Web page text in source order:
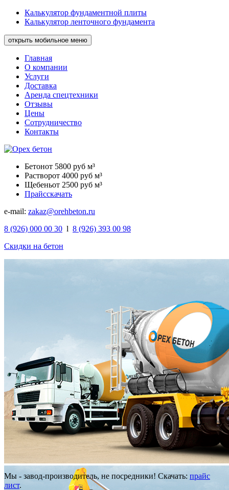
Калькулятор фундаментной плиты
Калькулятор ленточного фундамента
открыть мобильное меню
Главная
О компании
Услуги
Доставка
Аренда спецтехники
Отзывы
Цены
Сотрудничество
Контакты
Бетонот 5800 руб м³
Растворот 4000 руб м³
Щебеньот 2500 руб м³
Прайсскачать
e-mail: zakaz@orehbeton.ru
8 (926) 000 00 30 l 8 (926) 393 00 98
Скидки на бетон
Мы - завод-производитель, не посредники! Скачать: прайс
лист.